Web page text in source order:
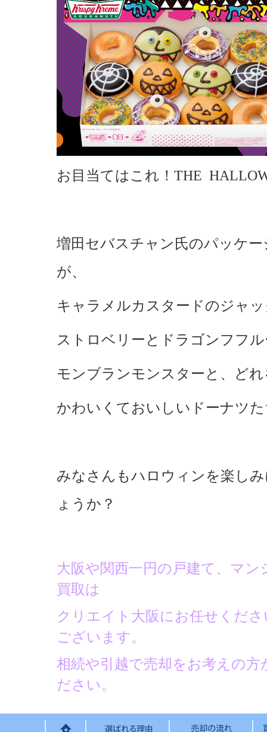
お目当てはこれ！THE
増田セバスチャン氏のパッケ
が、
キャラメルカスタードのジャ
ストロベリーとドラゴンフフ
モンブランモンスターと、ど
かわいくておいしいドーナツ
みなさんもハロウィンを楽し
ょうか？
大阪や関西一円の戸建て、マ
買取は
クリエイト大阪にお任せくだ
ございます。
相続や引越で売却をお考えの
ださい。